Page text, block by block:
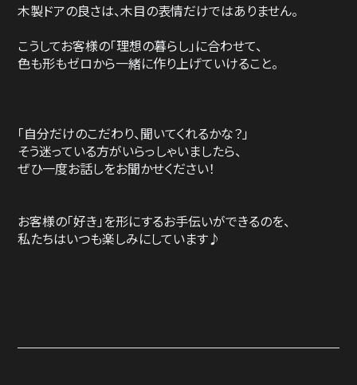
木製ドアの良さは、木目の表情だけではありません。
こうしてお客様の「理想の暮らし」に合わせて、
色も形もゼロから一緒に作り上げていけること。
「自分だけのこだわり、聞いてくれるかな？」
そう迷っている方がいらっしゃいましたら、
ぜひ一度お話しをお聞かせください！
お客様の「好き」を形にするお手伝いができるのを、
私たちはいつも楽しみにしています♪